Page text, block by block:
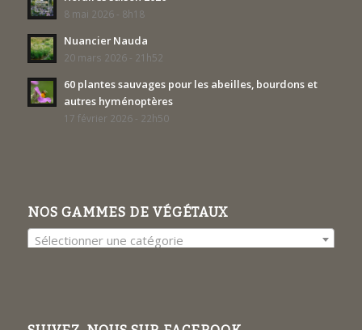
8 mai 2026 - 8h18
Nuancier Nauda
20 mars 2026 - 21h52
60 plantes sauvages pour les abeilles, bourdons et
autres hyménoptères
17 février 2026 - 22h50
NOS GAMMES DE VÉGÉTAUX
Sélectionner une catégorie